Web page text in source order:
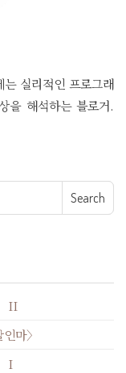
실리적인 프로그래
을 해석하는 블로거.
II
마〉
I